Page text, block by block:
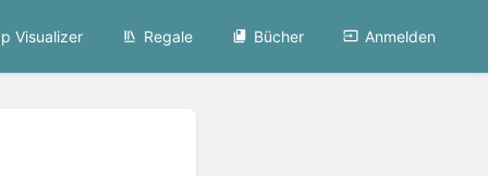
Visualizer Regale Bücher Anmelden